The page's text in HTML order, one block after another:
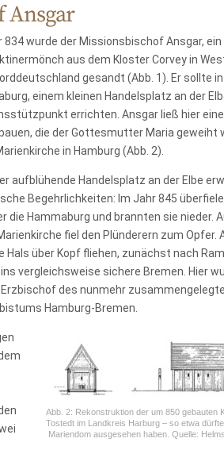
Ansgar
834 wurde der Missionsbischof Ansgar, ein
aus dem Kloster Corvey in
gesandt (Abb. 1). Er sollte
einem kleinen Handelsplatz an der
errichten. Ansgar ließ hier
die der Gottesmutter Maria geweiht
in Hamburg (Abb. 2).
aufblühende Handelsplatz an der Elbe
Begehrlichkeiten: Im Jahr 845
die Hammaburg und brannten sie nieder.
fiel den Plünderern zum Opfer.
Hals über Kopf fliehen, zunächst nach
vergleichsweise sichere Bremen. Hier
des nunmehr
Hamburg-Bremen.
Abb. 2: Rekonstruktion der um 850 gebauten
Tostedt im Landkreis Harburg – so etwa
Mariendom ausgesehen haben. Quelle: